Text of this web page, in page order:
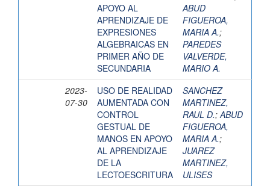
APOYO AL
APRENDIZAJE DE
EXPRESIONES
ALGEBRAICAS EN
PRIMER AÑO DE
SECUNDARIA
ABUD
FIGUEROA,
MARIA A.;
PAREDES
VALVERDE,
MARIO A.
2023-
07-30
USO DE REALIDAD
AUMENTADA CON
CONTROL
GESTUAL DE
MANOS EN APOYO
AL APRENDIZAJE
DE LA
LECTOESCRITURA
SANCHEZ
MARTINEZ,
RAUL D.;ABUD
FIGUEROA,
MARIA A.;
JUAREZ
MARTINEZ,
ULISES